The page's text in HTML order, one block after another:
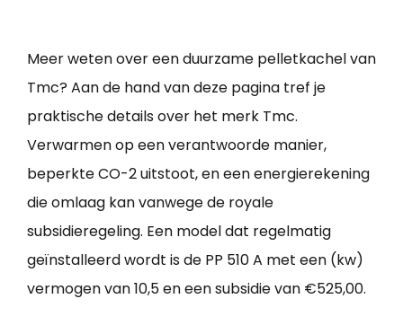
Meer weten over een duurzame pelletkachel van
Tmc? Aan de hand van deze pagina tref je
praktische details over het merk Tmc.
Verwarmen op een verantwoorde manier,
beperkte CO-2 uitstoot, en een energierekening
die omlaag kan vanwege de royale
subsidieregeling. Een model dat regelmatig
geïnstalleerd wordt is de PP 510 A met een (kw)
vermogen van 10,5 en een subsidie van €525,00.